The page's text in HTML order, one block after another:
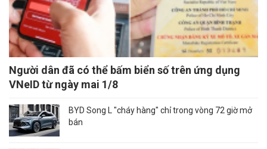
Người dân đã có thể bấm biển số trên ứng dụng
VNeID từ ngày mai 1/8
BYD Song L "cháy hàng" chỉ trong vòng 72 giờ mở
bán